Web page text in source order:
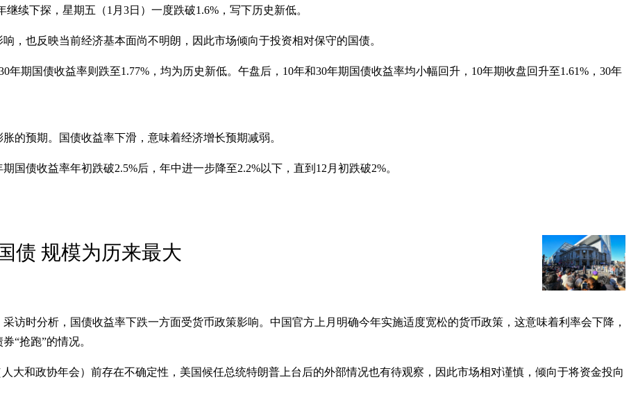
续下探，星期五（1月3日）一度跌破1.6%，写下历史新低。
，也反映当前经济基本面尚不明朗，因此市场倾向于投资相对保守的国债。
年期国债收益率则跌至1.77%，均为历史新低。午盘后，10年和30年期国债收益率均小幅回升，10年期收盘回升至1.61%，30年
的预期。国债收益率下滑，意味着经济增长预期减弱。
国债收益率年初跌破2.5%后，年中进一步降至2.2%以下，直到12月初跌破2%。
债 规模为历来最大
访时分析，国债收益率下跌一方面受货币政策影响。中国官方上月明确今年实施适度宽松的货币政策，这意味着利率会下降，
“抢跑”的情况。
大和政协年会）前存在不确定性，美国候任总统特朗普上台后的外部情况也有待观察，因此市场相对谨慎，倾向于将资金投向